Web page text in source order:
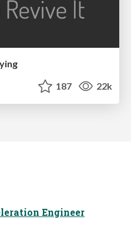
187 22k
Engineer